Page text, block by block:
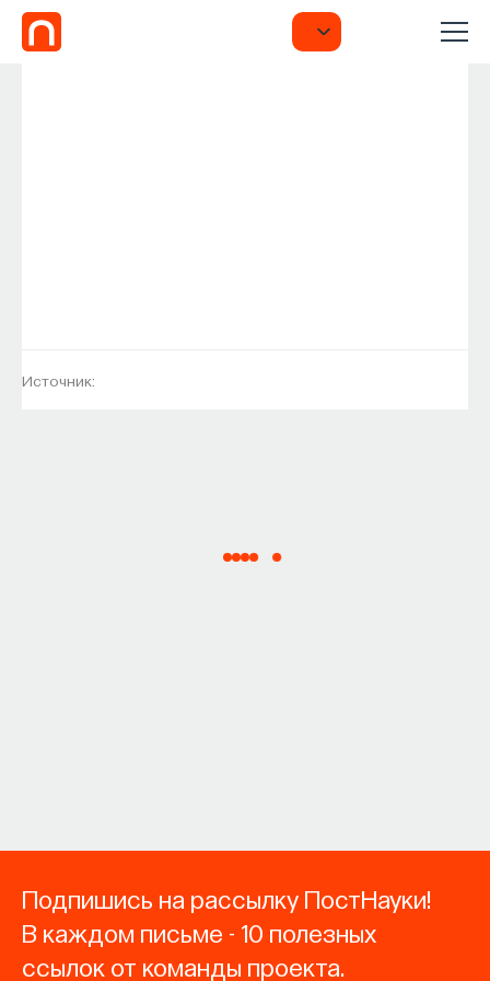
Источник:
Подпишись на рассылку ПостНауки!
В каждом письме - 10 полезных
ссылок от команды проекта.